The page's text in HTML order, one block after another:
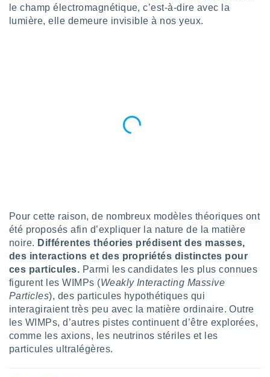
ou
de
votre
à
en
le
le champ électromagnétique, c’est-à-dire avec la
lumière, elle demeure invisible à nos yeux.
Pour cette raison, de nombreux modèles théoriques ont
été proposés afin d’expliquer la nature de la matière
noire. Différentes théories prédisent des masses,
des interactions et des propriétés distinctes pour
ces particules. Parmi les candidates les plus connues
figurent les WIMPs (Weakly Interacting Massive
Particles), des particules hypothétiques qui
interagiraient très peu avec la matière ordinaire. Outre
les WIMPs, d’autres pistes continuent d’être explorées,
comme les axions, les neutrinos stériles et les
particules ultralégères.